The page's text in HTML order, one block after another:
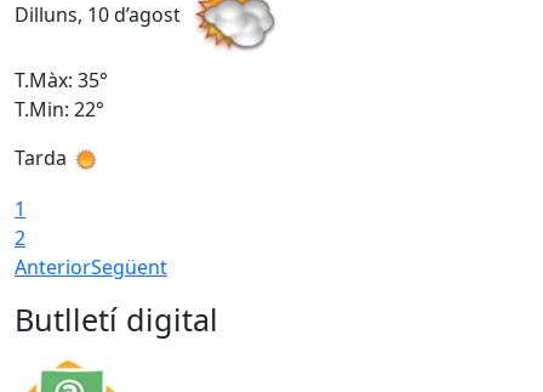
Dilluns, 10 d’agost
T.Màx: 35°
T.Min: 22°
Tarda
1
2
AnteriorSegüent
Butlletí digital